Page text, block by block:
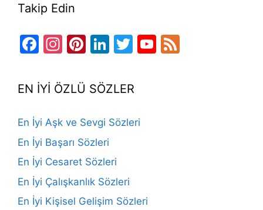
Takip Edin
Facebook
Instagram
Pinterest
LinkedIn
TwitterYouTube
EN İYİ ÖZLÜ SÖZLER
En İyi Aşk ve Sevgi Sözleri
En İyi Başarı Sözleri
En İyi Cesaret Sözleri
En İyi Çalışkanlık Sözleri
En İyi Kişisel Gelişim Sözleri